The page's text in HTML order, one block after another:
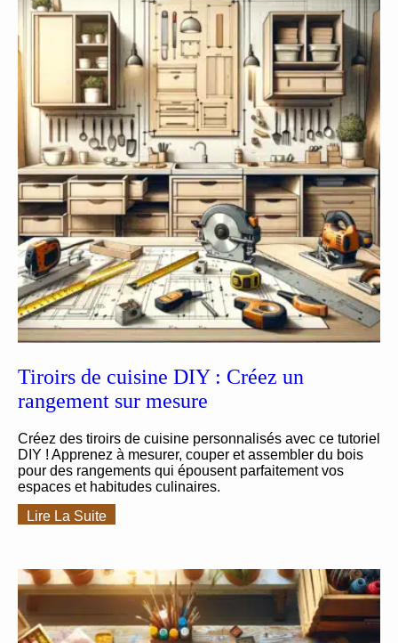
Tiroirs de cuisine DIY : Créez un
rangement sur mesure
Créez des tiroirs de cuisine personnalisés avec ce tutoriel
DIY ! Apprenez à mesurer, couper et assembler du bois
pour des rangements qui épousent parfaitement vos
espaces et habitudes culinaires.
Lire La Suite